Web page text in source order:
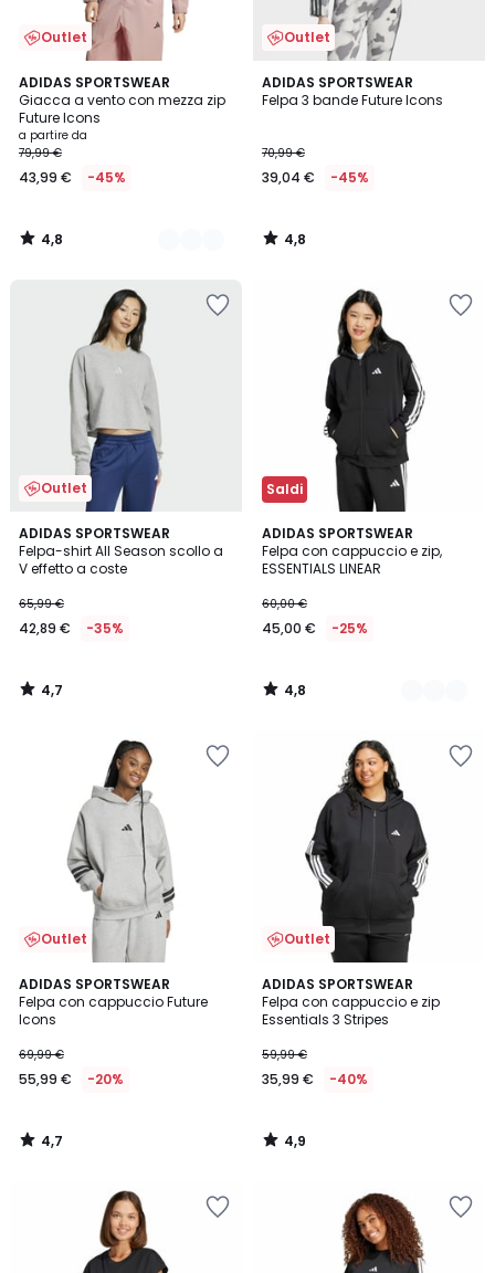
Outlet
ADIDAS SPORTSWEAR
Giacca a vento con mezza zip
Future Icons
a partire da
79,99 €
43,99 € -45%
4,8
/ 5
2
Colori
4,8
/
Outlet
ADIDAS SPORTSWEAR
Felpa 3 bande Future Icons
70,99 €
39,04 € -45%
4,8
/ 5
4,8
/
Outlet
ADIDAS SPORTSWEAR
Felpa-shirt All Season scollo a
V effetto a coste
65,99 €
42,89 € -35%
4,7
/ 5
4,7
/
Saldi
ADIDAS SPORTSWEAR
Felpa con cappuccio e zip,
ESSENTIALS LINEAR
60,00 €
45,00 € -25%
4,8
/ 5
2
Colori
4,8
/
Outlet
ADIDAS SPORTSWEAR
Felpa con cappuccio Future
Icons
69,99 €
55,99 € -20%
4,7
/ 5
4,7
/
Outlet
ADIDAS SPORTSWEAR
Felpa con cappuccio e zip
Essentials 3 Stripes
59,99 €
35,99 € -40%
4,9
/ 5
4,9
/